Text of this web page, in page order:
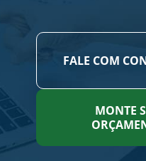
FALE COM
MONTE